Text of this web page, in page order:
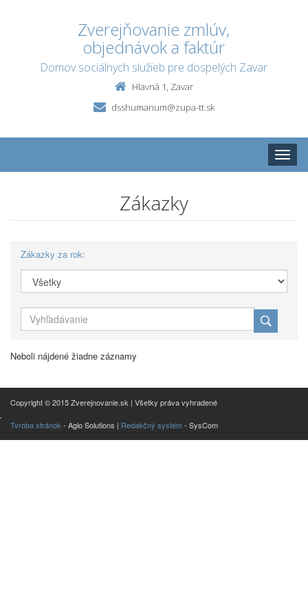
Zverejňovanie zmlúv,
objednávok a faktúr
Domov sociálnych služieb pre dospelých Zavar
Hlavná 1, Zavar
dsshumanum@zupa-tt.sk
Toggle
Zákazky
Zákazky za rok:
Neboli nájdené žiadne záznamy
Copyright © 2015 Zverejnovanie.sk | Všetky práva vyhradené
Tvroba stránok - Aglo Solutions | Redakčný systém- SysCom